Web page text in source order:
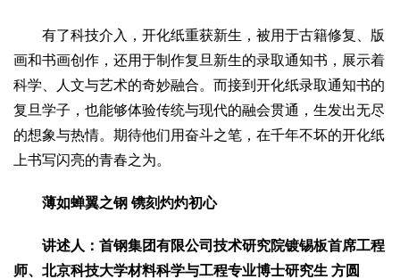
有了科技介入，开化纸重获新生，被用于古籍修复、版
画和书画创作，还用于制作复旦新生的录取通知书，展示着
科学、人文与艺术的奇妙融合。而接到开化纸录取通知书的
复旦学子，也能够体验传统与现代的融会贯通，生发出无尽
的想象与热情。期待他们用奋斗之笔，在千年不坏的开化纸
上书写闪亮的青春之为。
薄如蝉翼之钢 镌刻灼灼初心
讲述人：首钢集团有限公司技术研究院镀锡板首席工程
师、北京科技大学材料科学与工程专业博士研究生 方圆